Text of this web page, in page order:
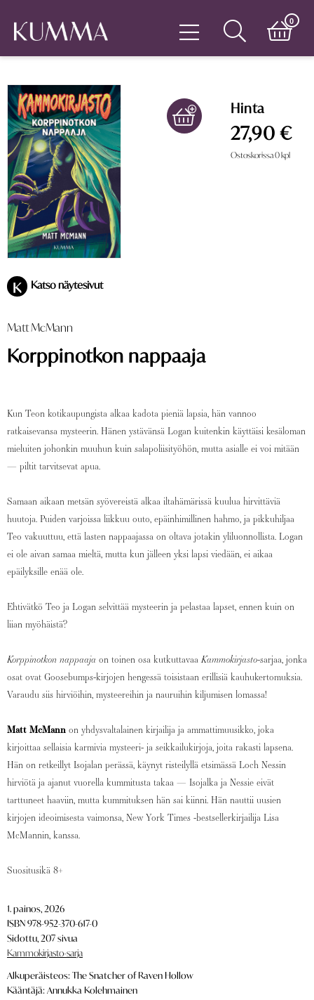
0
Hinta
27,90 €
Ostoskorissa0kpl
K Katso näytesivut
Matt McMann
Korppinotkon nappaaja
Kun Teon kotikaupungista alkaa kadota pieniä lapsia, hän vannoo
ratkaisevansa mysteerin. Hänen ystävänsä Logan kuitenkin käyttäisi kesäloman
mieluiten johonkin muuhun kuin salapoliisityöhön, mutta asialle ei voi mitään
— piltit tarvitsevat apua.
Samaan aikaan metsän syövereistä alkaa iltahämärissä kuulua hirvittäviä
huutoja. Puiden varjoissa liikkuu outo, epäinhimillinen hahmo, ja pikkuhiljaa
Teo vakuuttuu, että lasten nappaajassa on oltava jotakin yliluonnollista. Logan
ei ole aivan samaa mieltä, mutta kun jälleen yksi lapsi viedään, ei aikaa
epäilyksille enää ole.
Ehtivätkö Teo ja Logan selvittää mysteerin ja pelastaa lapset, ennen kuin on
liian myöhäistä?
Korppinotkon nappaaja on toinen osa kutkuttavaa Kammokirjasto-sarjaa, jonka
osat ovat Goosebumps-kirjojen hengessä toisistaan erillisiä kauhukertomuksia.
Varaudu siis hirviöihin, mysteereihin ja nauruihin kiljumisen lomassa!
Matt McMann on yhdysvaltalainen kirjailija ja ammattimuusikko, joka
kirjoittaa sellaisia karmivia mysteeri- ja seikkailukirjoja, joita rakasti lapsena.
Hän on retkeillyt Isojalan perässä, käynyt risteilyllä etsimässä Loch Nessin
hirviötä ja ajanut vuorella kummitusta takaa — Isojalka ja Nessie eivät
tarttuneet haaviin, mutta kummituksen hän sai kiinni. Hän nauttii uusien
kirjojen ideoimisesta vaimonsa, New York Times -bestsellerkirjailija Lisa
McMannin, kanssa.
Suositusikä 8+
1. painos, 2026
ISBN 978-952-370-617-0
Sidottu, 207 sivua
Kammokirjasto-sarja
Alkuperäisteos: The Snatcher of Raven Hollow
Kääntäjä: Annukka Kolehmainen